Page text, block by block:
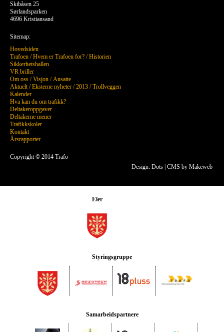
Design: Dots CMS by Makeweb
Skibåsen 25
Sørlandsparken
4696 Kristiansand
Sitemap:
Hovedsiden
Trafoen /Hvem er Trafoen for? /Historien
Sikkerhetshallen
VR briller
Om oss /Visjon /Ansatte
Aktuelt/Eksterne nyheter /2013 /Trollveggen
Kalender
Hva kan du om trafikk?
Deltakeroppgaver
Deltakerne mener
Trafikkskoler
Kontakt
Årsrapporter
Copyright © 2014 Trafo
Eier
Styringsgruppe
Samarbeidspartnere